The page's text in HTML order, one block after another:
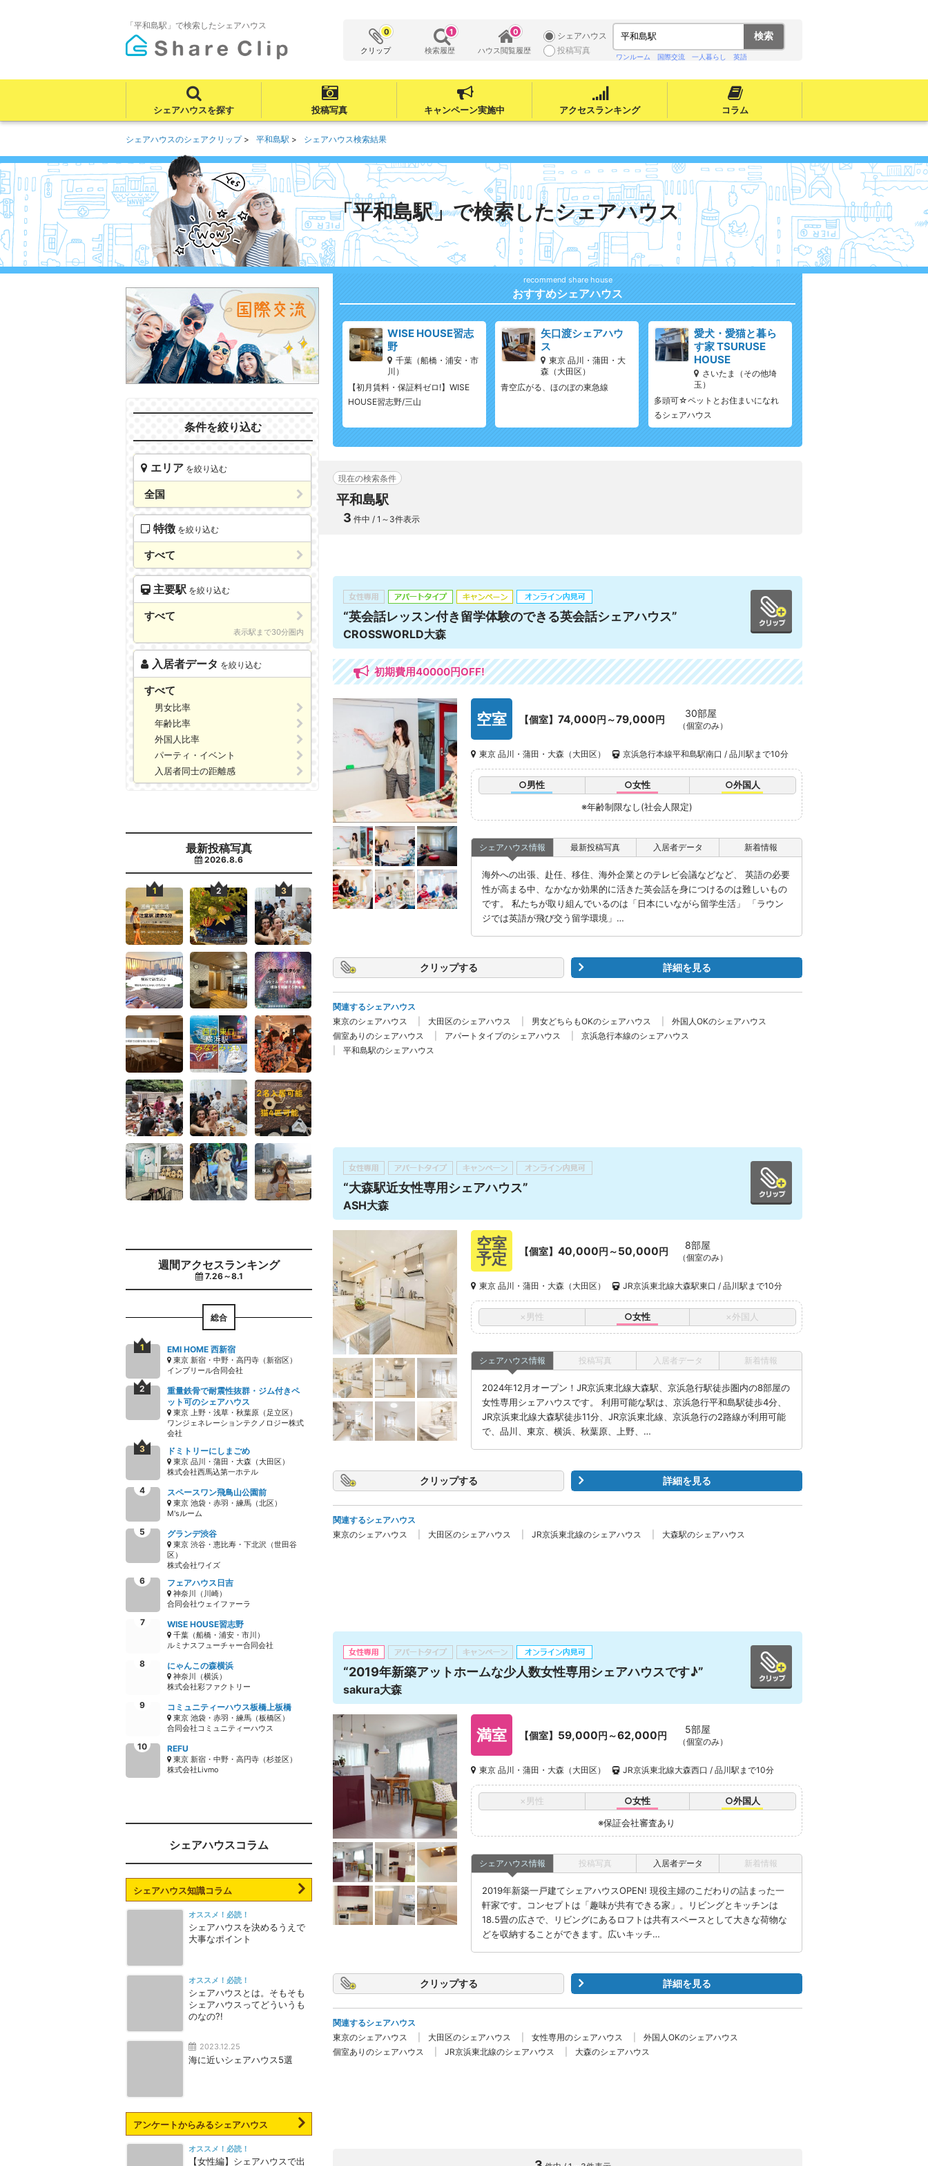
「平和島駅」で検索したシェアハウス
クリップ
0
検索履歴
1
ハウス閲覧履歴
0
シェアハウス
投稿写真
ワンルーム 国際交流 一人暮らし 英語
シェアハウスを探す 投稿写真 キャンペーン実施中 アクセスランキング コラム
シェアハウスのシェアクリップ 平和島駅 シェアハウス検索結果
「平和島駅」で検索したシェアハウス
条件を絞り込む
エリア を絞り込む
全国
特徴 を絞り込む
すべて
主要駅 を絞り込む
すべて
表示駅まで30分圏内
入居者データ を絞り込む
すべて
男女比率
年齢比率
外国人比率
パーティ・イベント
入居者同士の距離感
最新投稿写真
2026.8.6
週間アクセスランキング
7.26～8.1
総合
EMI HOME 西新宿
東京 新宿・中野・高円寺（新宿区）
インプリール合同会社
重量鉄骨で耐震性抜群・ジム付きペ
ット可のシェアハウス
東京 上野・浅草・秋葉原（足立区）
ワンジェネレーションテクノロジー株式
会社
ドミトリーにしまごめ
東京 品川・蒲田・大森（大田区）
株式会社西馬込第一ホテル
スペースワン飛鳥山公園前
東京 池袋・赤羽・練馬（北区）
M'sルーム
グランデ渋谷
東京 渋谷・恵比寿・下北沢（世田谷
区）
株式会社ワイズ
フェアハウス日吉
神奈川（川崎）
合同会社ウェイファーラ
WISE HOUSE習志野
千葉（船橋・浦安・市川）
ルミナスフューチャー合同会社
にゃんこの森横浜
神奈川（横浜）
株式会社彩ファクトリー
コミュニティーハウス板橋上板橋
東京 池袋・赤羽・練馬（板橋区）
合同会社コミュニティーハウス
REFU
東京 新宿・中野・高円寺（杉並区）
株式会社Livmo
シェアハウスコラム
シェアハウス知識コラム
オススメ！必読！
シェアハウスを決めるうえで
大事なポイント
オススメ！必読！
シェアハウスとは。そもそも
シェアハウスってどういうも
のなの?!
2023.12.25
海に近いシェアハウス5選
アンケートからみるシェアハウス
オススメ！必読！
【女性編】シェアハウスで出
おすすめシェアハウス
WISE HOUSE習志
野
千葉（船橋・浦安・市
川）
【初月賃料・保証料ゼロ!】WISE
HOUSE習志野/三山
矢口渡シェアハウ
ス
東京 品川・蒲田・大
森（大田区）
青空広がる、ほのぼの東急線
愛犬・愛猫と暮ら
す家 TSURUSE
HOUSE
さいたま（その他埼
玉）
多頭可☆ペットとお住まいになれ
るシェアハウス
現在の検索条件
平和島駅
3 件中 / 1～3件表示
“英会話レッスン付き留学体験のできる英会話シェアハウス”
CROSSWORLD大森
初期費用40000円OFF!
空室 【個室】 74,000円～79,000円 30部屋
（個室のみ）
東京 品川・蒲田・大森（大田区） 京浜急行本線平和島駅南口 / 品川駅まで10分
○男性 ○女性
○外国人
※年齢制限なし(社会人限定)
シェアハウス情報
海外への出張、赴任、移住、海外企業とのテレビ会議などなど、 英語の必要
性が高まる中、なかなか効果的に活きた英会話を身につけるのは難しいもの
です。 私たちが取り組んでいるのは「日本にいながら留学生活」 「ラウン
ジでは英語が飛び交う留学環境」…
最新投稿写真 入居者データ 新着情報
クリップ 詳細を見る
関連するシェアハウス
東京のシェアハウス
大田区のシェアハウス 男女どちらもOKのシェアハウス
外国人OKのシェアハウス
個室ありのシェアハウス
アパートタイプのシェアハウス
京浜急行本線のシェアハウス
平和島駅のシェアハウス
“大森駅近女性専用シェアハウス”
ASH大森
空室
予定
【個室】 40,000円～50,000円 8部屋
（個室のみ）
東京 品川・蒲田・大森（大田区） JR京浜東北線大森駅東口 / 品川駅まで10分
×男性 ○女性 ×外国人
シェアハウス情報
2024年12月オープン！JR京浜東北線大森駅、京浜急行駅徒歩圏内の8部屋の
女性専用シェアハウスです。 利用可能な駅は、京浜急行平和島駅徒歩4分、
JR京浜東北線大森駅徒歩11分、JR京浜東北線、京浜急行の2路線が利用可能
で、品川、東京、横浜、秋葉原、上野、…
投稿写真 入居者データ 新着情報
クリップ 詳細を見る
関連するシェアハウス
東京のシェアハウス
大田区のシェアハウス JR京浜東北線のシェアハウス 大森駅のシェアハウス
“2019年新築アットホームな少人数女性専用シェアハウスです♪”
sakura大森
満室 【個室】 59,000円～62,000円 5部屋
（個室のみ）
東京 品川・蒲田・大森（大田区） JR京浜東北線大森西口 / 品川駅まで10分
×男性 ○女性
○外国人
※保証会社審査あり
シェアハウス情報
2019年新築一戸建てシェアハウスOPEN! 現役主婦のこだわりの詰まった一
軒家です。コンセプトは「趣味が共有できる家」。リビングとキッチンは
18.5畳の広さで、リビングにあるロフトは共有スペースとして大きな荷物な
どを収納することができます。広いキッチ…
投稿写真 入居者データ 新着情報
クリップ 詳細を見る
関連するシェアハウス
東京のシェアハウス
大田区のシェアハウス 女性専用のシェアハウス
外国人OKのシェアハウス
個室ありのシェアハウス
JR京浜東北線のシェアハウス 大森のシェアハウス